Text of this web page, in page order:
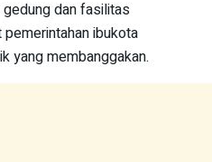
dan fasilitas
ibukota
yang membanggakan.